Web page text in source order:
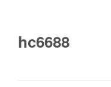
hc6688